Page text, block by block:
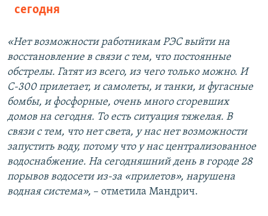
сегодня
«Нет возможности работникам РЭС выйти на
восстановление в связи с тем, что постоянные
обстрелы. Гатят из всего, из чего только можно. И
С-300 прилетает, и самолеты, и танки, и фугасные
бомбы, и фосфорные, очень много сгоревших
домов на сегодня. То есть ситуация тяжелая. В
связи с тем, что нет света, у нас нет возможности
запустить воду, потому что у нас централизованное
водоснабжение. На сегодняшний день в городе 28
порывов водосети из-за «прилетов», нарушена
водная система», – отметила Мандрич.